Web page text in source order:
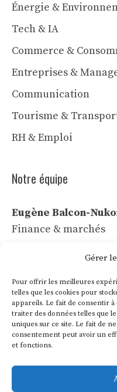
Gérer
Pour offrir les meilleures
telles que les cookies pour
appareils. Le fait de consentir
traiter des données telles que
uniques sur ce site. Le fait de
consentement peut avoir un
et fonctions.
Énergie &
Tech & IA
Commerce &
Entreprises &
Communication
Tourisme &
RH & Emploi
Notre équipe
Eugène Balcon-
Finance & marchés
Céline Vaubert
Léa Voss
Commerce &
Roland Villon
Industrie & énergie
Marie Lakanal
Ressources humaines